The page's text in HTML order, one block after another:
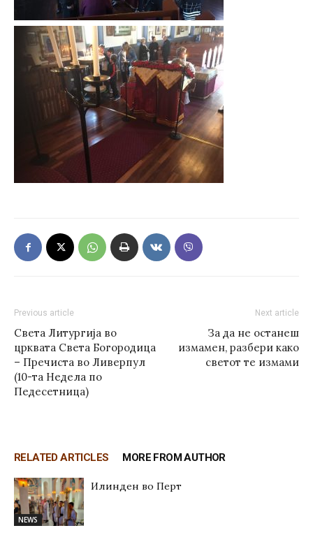
Previous article
Света Литургија во
црквата Света Богородица
– Пречиста во Ливерпул
(10-та Недела по
Педесетница)
Next article
За да не останеш
измамен, разбери како
светот те измами
RELATED ARTICLES MORE FROM AUTHOR
NEWS
Илинден во Перт